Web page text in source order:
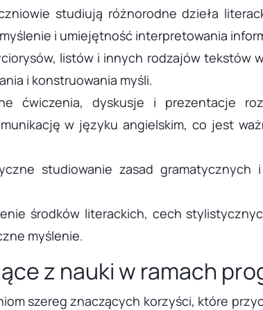
studiują różnorodne dzieła
i umiejętność interpretowania
listów i innych rodzajów tekstów
i konstruowania myśli.
ćwiczenia, dyskusje i prezentacje
w języku angielskim, co jest
studiowanie zasad
środków literackich, cech
myślenie.
z nauki w ramach
szereg znaczących korzyści, które